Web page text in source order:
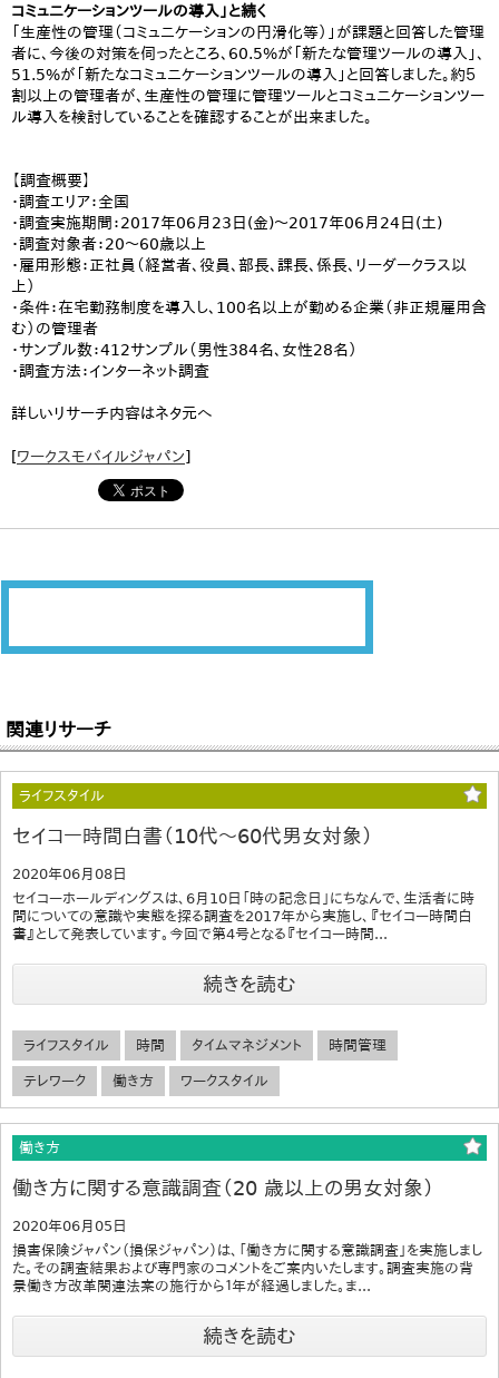
コミュニケーションツールの導入」と続く
「生産性の管理（コミュニケーションの円滑化等）」が課題と回答した管理
者に、今後の対策を伺ったところ、60.5%が「新たな管理ツールの導入」、
51.5%が「新たなコミュニケーションツールの導入」と回答しました。約５
割以上の管理者が、生産性の管理に管理ツールとコミュニケーションツー
ル導入を検討していることを確認することが出来ました。
【調査概要】
・調査エリア：全国
・調査実施期間：2017年06月23日(金)～2017年06月24日(土)
・調査対象者：20～60歳以上
・雇用形態：正社員（経営者、役員、部長、課長、係長、リーダークラス以
上）
・条件：在宅勤務制度を導入し、100名以上が勤める企業（非正規雇用含
む）の管理者
・サンプル数：412サンプル（男性384名、女性28名）
・調査方法：インターネット調査
詳しいリサーチ内容はネタ元へ
[ワークスモバイルジャパン]
関連リサーチ
ライフスタイル
セイコー時間白書（10代～60代男女対象）
2020年06月08日
セイコーホールディングスは、6月10日「時の記念日」にちなんで、生活者に時
間についての意識や実態を探る調査を2017年から実施し、『セイコー時間白
書』として発表しています。今回で第4号となる『セイコー時間...
続きを読む
ライフスタイル 時間 タイムマネジメント 時間管理
テレワーク 働き方 ワークスタイル
働き方
働き方に関する意識調査（20 歳以上の男女対象）
2020年06月05日
損害保険ジャパン（損保ジャパン）は、「働き方に関する意識調査」を実施しまし
た。その調査結果および専門家のコメントをご案内いたします。調査実施の背
景働き方改革関連法案の施行から１年が経過しました。ま...
続きを読む